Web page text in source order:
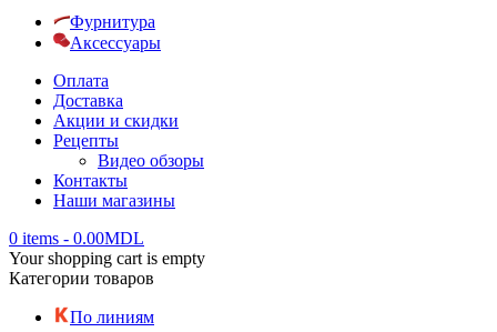
Фурнитура
Аксессуары
Оплата
Доставка
Акции и скидки
Рецепты
Видео обзоры
Контакты
Наши магазины
0 items - 0.00MDL
Your shopping cart is empty
Категории товаров
По линиям